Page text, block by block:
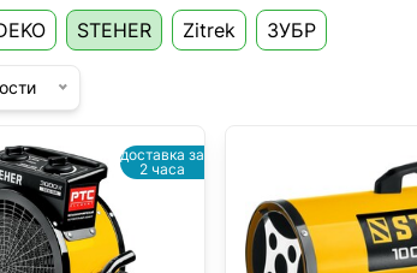
STEHER Zitrek ЗУБР
доставка за
2 часа